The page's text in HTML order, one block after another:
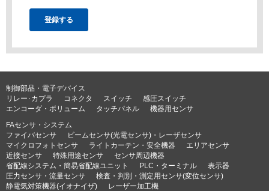
制御部品・電子デバイス
リレー･カプラ
コネクタ スイッチ
感圧スイッチ
エンコーダ・ボリューム
タッチパネル
機器用センサ
FAセンサ・システム
ファイバセンサ
ビームセンサ(光電センサ)・レーザセンサ
マイクロフォトセンサ
ライトカーテン・安全機器
エリアセンサ
近接センサ
特殊用途センサ
センサ周辺機器
省配線システム・簡易省配線ユニット
PLC・ターミナル
表示器
圧力センサ・流量センサ
検査・判別・測定用センサ(変位センサ)
静電気対策機器(イオナイザ)
レーザー加工機